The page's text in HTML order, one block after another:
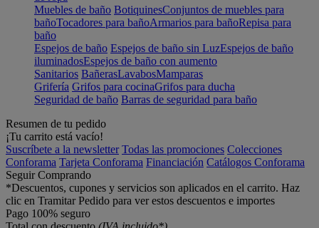
Muebles de baño BotiquinesConjuntos de muebles para
bañoTocadores para bañoArmarios para bañoRepisa para
baño
Espejos de baño Espejos de baño sin LuzEspejos de baño
iluminadosEspejos de baño con aumento
Sanitarios BañerasLavabosMamparas
Grifería Grifos para cocinaGrifos para ducha
Seguridad de baño Barras de seguridad para baño
Resumen de tu pedido
¡Tu carrito está vacío!
Suscríbete a la newsletter Todas las promociones Colecciones
Conforama Tarjeta Conforama Financiación Catálogos Conforama
Seguir Comprando
*Descuentos, cupones y servicios son aplicados en el carrito. Haz
clic en Tramitar Pedido para ver estos descuentos e importes
Pago 100% seguro